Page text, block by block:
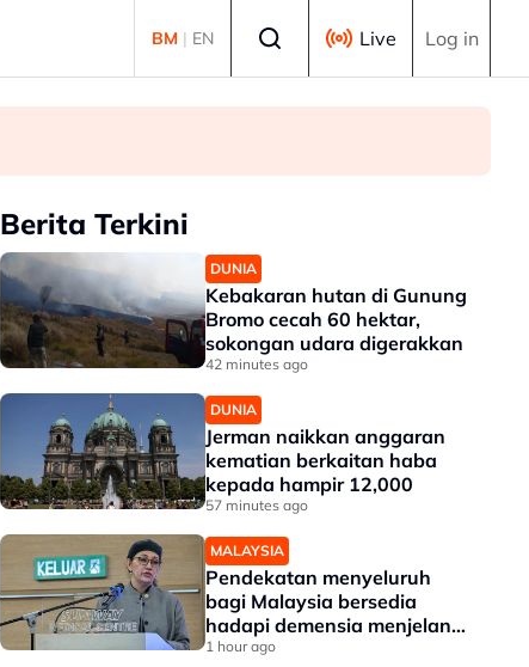
BM | EN Live Log in
Berita Terkini
DUNIA
Kebakaran hutan di Gunung
Bromo cecah 60 hektar,
sokongan udara digerakkan
42 minutes ago
DUNIA
Jerman naikkan anggaran
kematian berkaitan haba
kepada hampir 12,000
57 minutes ago
MALAYSIA
Pendekatan menyeluruh
bagi Malaysia bersedia
hadapi demensia menjelang
2030 - Hanifah
1 hour ago